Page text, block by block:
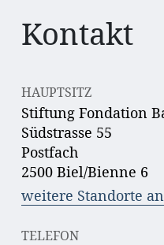
Kontakt
HAUPTSITZ
Stiftung Fondation
Südstrasse 55
Postfach
2500 Biel/Bienne 6
weitere Standorte
TELEFON